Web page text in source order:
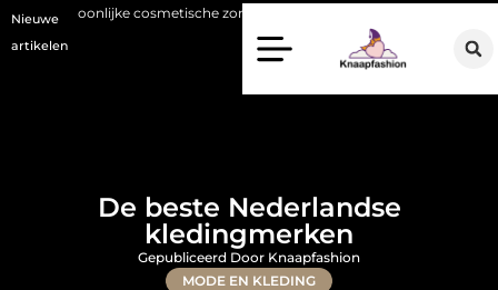
Nieuwe
artikelen
cosmetische zorg met oog voor natuurlijke resultaten
De beste Nederlandse
kledingmerken
MODE EN KLEDING
Gepubliceerd Door Knaapfashion